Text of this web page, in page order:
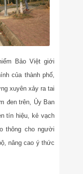
Bảo Việt giới
của thành phố,
xuyên xảy ra tai
đen trên, Ủy Ban
tín hiệu, kẻ vạch
thông cho người
nâng cao ý thức